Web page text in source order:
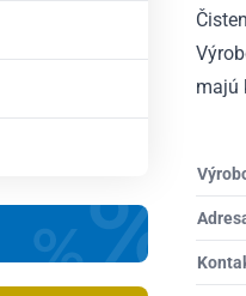
majú